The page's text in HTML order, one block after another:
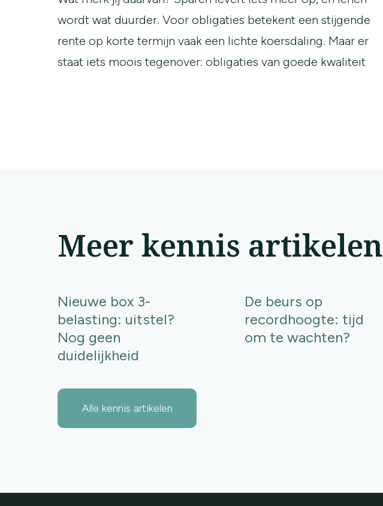
wordt wat duurder. Voor obligaties betekent een stijgende
rente op korte termijn vaak een lichte koersdaling. Maar er
staat iets moois tegenover: obligaties van goede kwaliteit
Meer kennis artikelen
Nieuwe box 3-
belasting: uitstel?
Nog geen
duidelijkheid
De beurs op
recordhoogte: tijd
om te wachten?
Alle kennis artikelen